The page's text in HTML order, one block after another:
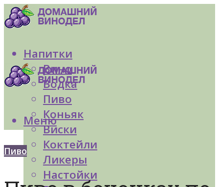
Напитки
Вино
Водка
Пиво
Коньяк
Виски
Коктейли
Ликеры
Настойки
Меню
Пиво